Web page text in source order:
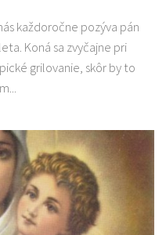
každoročne pozýva pán
Koná sa zvyčajne pri
grilovanie, skôr by to